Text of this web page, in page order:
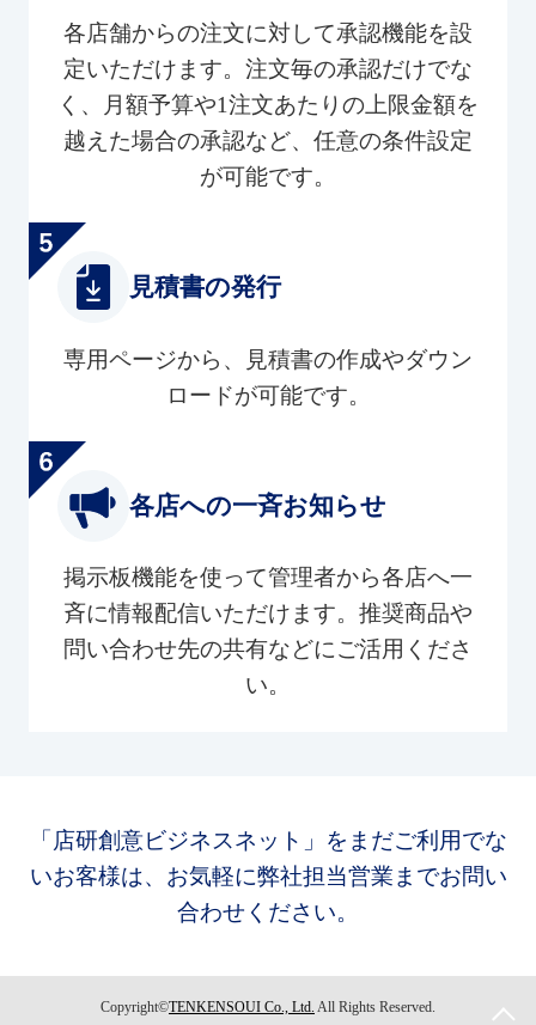
各店舗からの注文に対して承認機能を設
定いただけます。注文毎の承認だけでな
く、月額予算や1注文あたりの上限金額を
越えた場合の承認など、任意の条件設定
が可能です。
見積書の発行
専用ページから、見積書の作成やダウン
ロードが可能です。
各店への一斉お知らせ
掲示板機能を使って管理者から各店へ一
斉に情報配信いただけます。推奨商品や
問い合わせ先の共有などにご活用くださ
い。
「店研創意ビジネスネット」をまだご利用でな
いお客様は、お気軽に弊社担当営業までお問い
合わせください。
Copyright©TENKENSOUI Co., Ltd. All Rights Reserved.